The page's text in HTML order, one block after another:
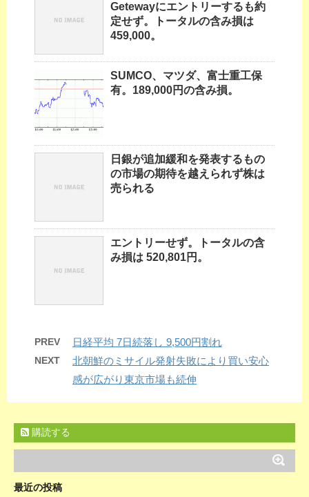
Getewayにエントリーするも約
定せず。トータルの含み損は
459,000。
SUMCO、マツダ、富士重工保
有。189,000円の含み損。
日銀が追加緩和を発表するもの
の市場の期待を越えられず株は
売られる
エントリーせず。トータルの含
み損は 520,801円。
PREV 日経平均 7日続落し 9,500円割れ
NEXT
北朝鮮のミサイル発射失敗により買い安心
感が広がり東京市場も続伸
購読する
最近の投稿